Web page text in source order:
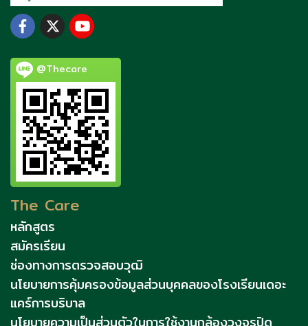
@Thecare
The Care
หลักสูตร
สมัครเรียน
ช่องทางการตรวจสอบวุฒิ
นโยบายการคุ้มครองข้อมูลส่วนบุคคลของโรงเรียนเดอะ
แคร์การบริบาล